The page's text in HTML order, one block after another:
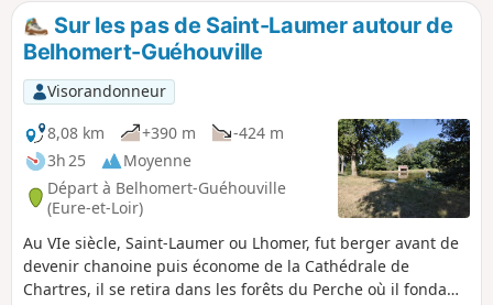
Sur les pas de Saint-Laumer autour de
Belhomert-Guéhouville
Visorandonneur
8,08 km
+390 m
-424 m
3h 25
Moyenne
Départ à Belhomert-Guéhouville
(Eure-et-Loir)
Au VIe siècle, Saint-Laumer ou Lhomer, fut berger avant de
devenir chanoine puis économe de la Cathédrale de
Chartres, il se retira dans les forêts du Perche où il fonda